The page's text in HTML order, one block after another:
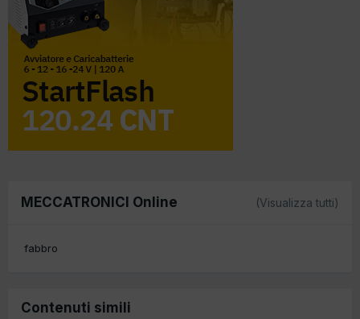
MECCATRONICI Online (Visualizza tutti)
fabbro
Contenuti simili